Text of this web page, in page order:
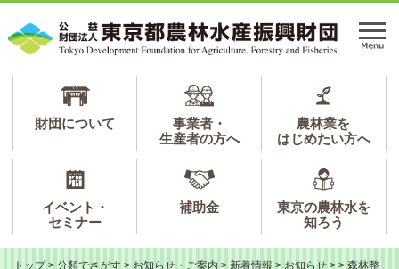
ジ
ュ
メ
財団について
事業者・
生産者の方へ
農林業を
はじめたい方へ
イベント・
セミナー
補助金
東京の農林水を
知ろう
トップ > 分類でさがす > お知らせ・ご案内 > 新着情報 > お知らせ > > 森林整